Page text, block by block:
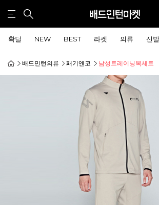
확딜 NEW BEST 라켓 의류 신발
배드민턴의류 패기앤코 남성트레이닝복세트